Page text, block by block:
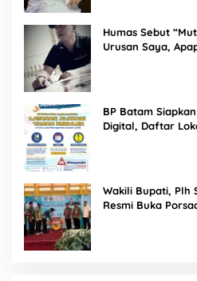
Humas Sebut
Urusan Saya,
BP Batam
Digital, Daftar
Wakili Bupati, Plh
Resmi Buka